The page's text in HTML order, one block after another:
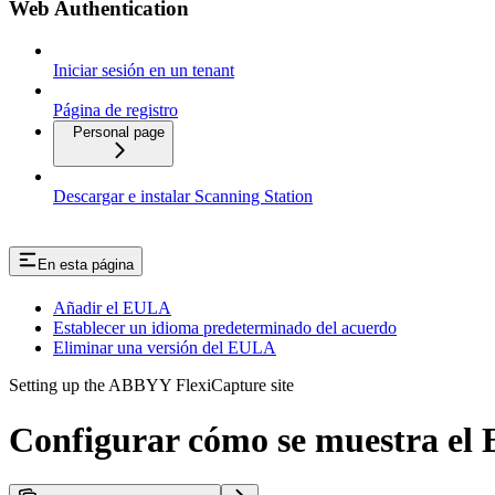
Web Authentication
Iniciar sesión en un tenant
Página de registro
Personal page
Descargar e instalar Scanning Station
En esta página
Añadir el EULA
Establecer un idioma predeterminado del acuerdo
Eliminar una versión del EULA
Setting up the ABBYY FlexiCapture site
Configurar cómo se muestra el